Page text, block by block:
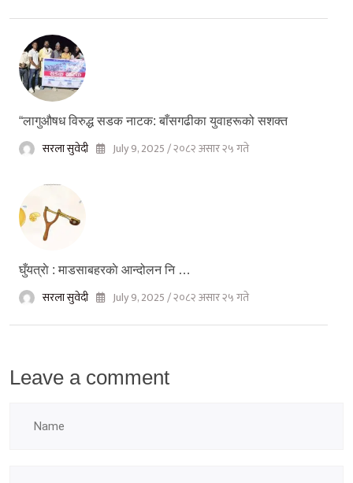
“लागुऔषध विरुद्ध सडक नाटक: बाँसगढीका युवाहरूको सशक्त
सरला सुवेदी July 9, 2025 / २०८२ असार २५ गते
घुँयत्राे : माडसाबहरकाे आन्दोलन नि …
सरला सुवेदी July 9, 2025 / २०८२ असार २५ गते
Leave a comment